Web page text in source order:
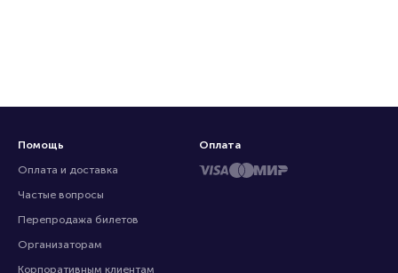
Помощь
Оплата и доставка
Частые вопросы
Перепродажа билетов
Организаторам
Корпоративным клиентам
Оплата